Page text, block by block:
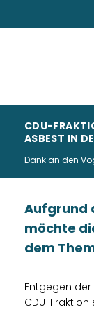
CDU-
ASBEST IN
Dank an den
Aufgrund
möchte
dem
Entgegen
CDU-